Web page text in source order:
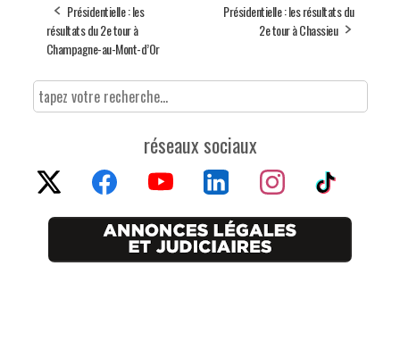
Présidentielle : les
résultats du 2e tour à
Champagne-au-Mont-d’Or
Présidentielle : les résultats du
2e tour à Chassieu
réseaux sociaux